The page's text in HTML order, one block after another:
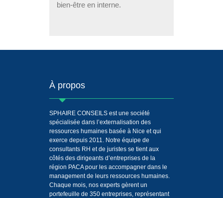
bien-être en interne.
À propos
SPHAIRE CONSEILS est une société
spécialisée dans l’externalisation des
ressources humaines basée à Nice et qui
exerce depuis 2011. Notre équipe de
consultants RH et de juristes se tient aux
côtés des dirigeants d’entreprises de la
région PACA pour les accompagner dans le
management de leurs ressources humaines.
Chaque mois, nos experts gèrent un
portefeuille de 350 entreprises, représentant